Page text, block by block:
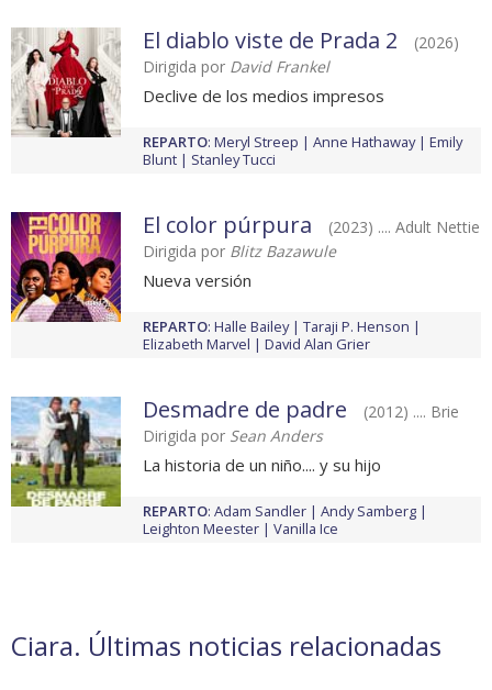
El diablo viste de Prada 2
(2026)
Dirigida por David Frankel
Declive de los medios impresos
REPARTO: Meryl Streep Anne Hathaway
Emily
Blunt
Stanley Tucci
El color púrpura
(2023) .... Adult Nettie
Dirigida por Blitz Bazawule
Nueva versión
REPARTO: Halle Bailey
Taraji P. Henson
Elizabeth Marvel
David Alan Grier
Desmadre de padre
(2012) .... Brie
Dirigida por Sean Anders
La historia de un niño.... y su hijo
REPARTO: Adam Sandler
Andy Samberg
Leighton Meester
Vanilla Ice
Ciara. Últimas noticias relacionadas